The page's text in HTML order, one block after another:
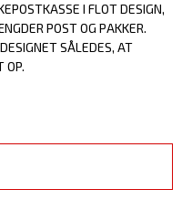
I FLOT DESIGN,
POST OG PAKKER.
SÅLEDES, AT
OP.